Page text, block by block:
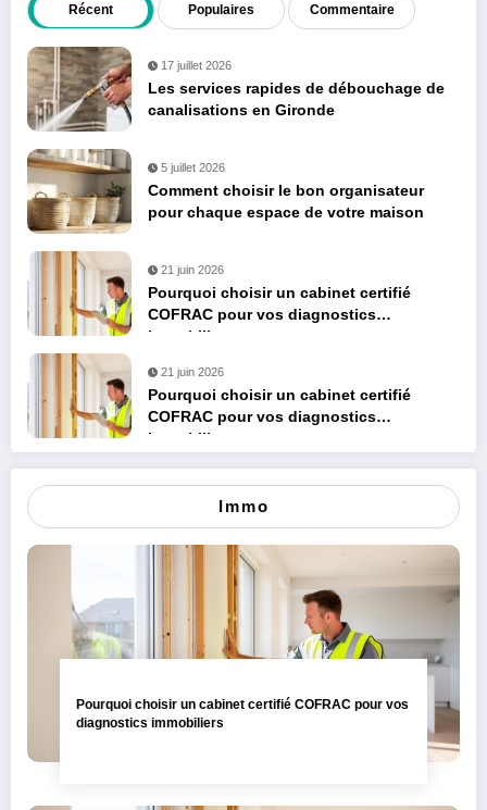
Récent Populaires Commentaire
17 juillet 2026
Les services rapides de débouchage de
canalisations en Gironde
5 juillet 2026
Comment choisir le bon organisateur
pour chaque espace de votre maison
21 juin 2026
Pourquoi choisir un cabinet certifié
COFRAC pour vos diagnostics
immobiliers
21 juin 2026
Pourquoi choisir un cabinet certifié
COFRAC pour vos diagnostics
immobiliers
Immo
Pourquoi choisir un cabinet certifié COFRAC pour vos
diagnostics immobiliers